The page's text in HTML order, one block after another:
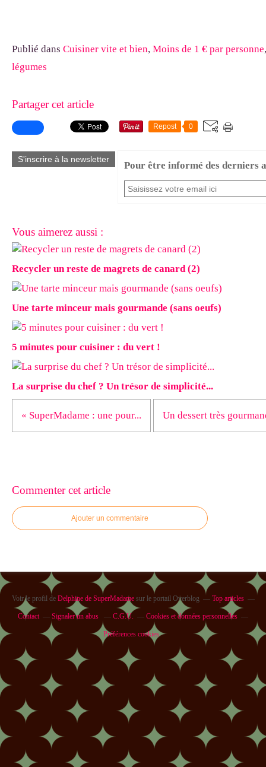
Publié dans Cuisiner vite et bien, Moins de 1 € par personne
légumes
Partager cet article
Repost 0
S'inscrire à la newsletter
Pour être informé des derniers
Vous aimerez aussi :
Recycler un reste de magrets de canard (2)
Une tarte minceur mais gourmande (sans oeufs)
5 minutes pour cuisiner : du vert !
La surprise du chef ? Un trésor de simplicité...
« SuperMadame : une pour... Un dessert très
Commenter cet article
Ajouter un commentaire
Voir le profil de Delphine de SuperMadamesur le portail Overblog Top articles
Contact Signaler un abus C.G.U. Cookies et données personnelles
Préférences cookies